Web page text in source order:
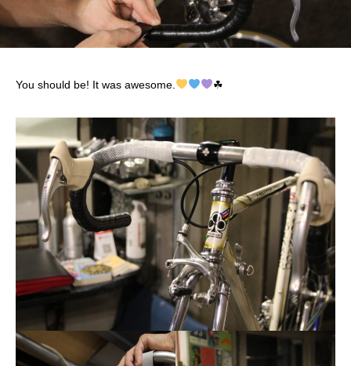
You should be! It was awesome. ☘